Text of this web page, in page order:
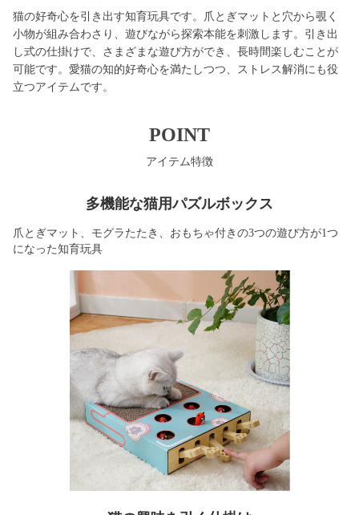
猫の好奇心を引き出す知育玩具です。爪とぎマットと穴から覗く
小物が組み合わさり、遊びながら探索本能を刺激します。引き出
し式の仕掛けで、さまざまな遊び方ができ、長時間楽しむことが
可能です。愛猫の知的好奇心を満たしつつ、ストレス解消にも役
立つアイテムです。
POINT
アイテム特徴
多機能な猫用パズルボックス
爪とぎマット、モグラたたき、おもちゃ付きの3つの遊び方が1つ
になった知育玩具